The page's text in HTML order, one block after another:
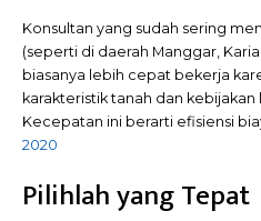
Konsultan yang sudah sering
(seperti di daerah Manggar,
biasanya lebih cepat bekerja
karakteristik tanah dan kebijakan
Kecepatan ini berarti efisiensi
2020
Pilihlah yang Tepat